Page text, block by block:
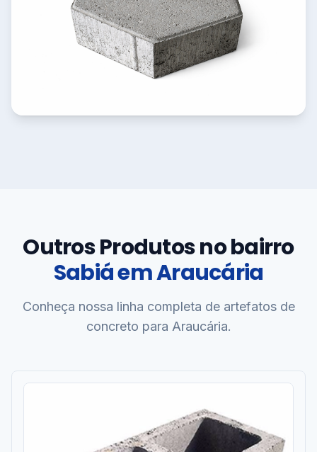
Outros Produtos no bairro
Sabiá em Araucária
Conheça nossa linha completa de artefatos de
concreto para Araucária.